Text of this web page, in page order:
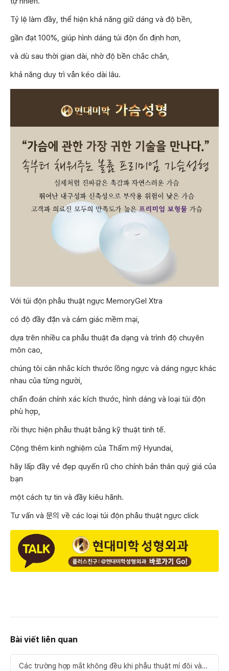
Tỷ lệ làm đầy, thể hiện khả năng giữ dáng và độ bền,
gần đạt 100%, giúp hình dáng túi độn ổn định hơn,
và dù sau thời gian dài, nhờ độ bền chắc chắn,
khả năng duy trì vẫn kéo dài lâu.
Với túi độn phẫu thuật ngực MemoryGel Xtra
có độ đầy đặn và cảm giác mềm mại,
dựa trên nhiều ca phẫu thuật đa dạng và trình độ chuyên
môn cao,
chúng tôi cân nhắc kích thước lồng ngực và dáng ngực khác
nhau của từng người,
chẩn đoán chính xác kích thước, hình dáng và loại túi độn
phù hợp,
rồi thực hiện phẫu thuật bằng kỹ thuật tinh tế.
Cộng thêm kinh nghiệm của Thẩm mỹ Hyundai,
hãy lấp đầy vẻ đẹp quyến rũ cho chính bản thân quý giá của
bạn
một cách tự tin và đầy kiêu hãnh.
Tư vấn và 문의 về các loại túi độn phẫu thuật ngực click
Bài viết liên quan
Các trường hợp mắt không đều khi phẫu thuật mí đôi và